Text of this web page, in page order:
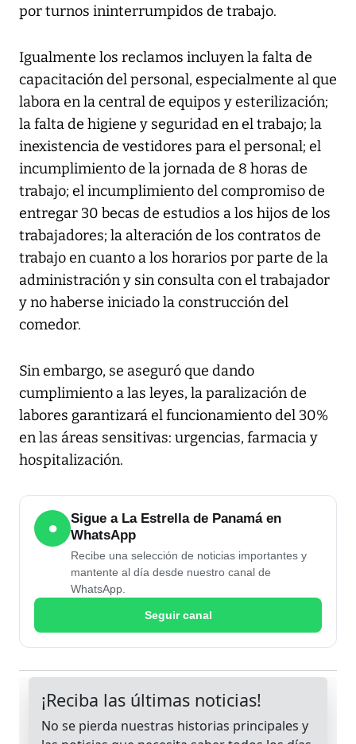
por turnos ininterrumpidos de trabajo.
Igualmente los reclamos incluyen la falta de
capacitación del personal, especialmente al que
labora en la central de equipos y esterilización;
la falta de higiene y seguridad en el trabajo; la
inexistencia de vestidores para el personal; el
incumplimiento de la jornada de 8 horas de
trabajo; el incumplimiento del compromiso de
entregar 30 becas de estudios a los hijos de los
trabajadores; la alteración de los contratos de
trabajo en cuanto a los horarios por parte de la
administración y sin consulta con el trabajador
y no haberse iniciado la construcción del
comedor.
Sin embargo, se aseguró que dando
cumplimiento a las leyes, la paralización de
labores garantizará el funcionamiento del 30%
en las áreas sensitivas: urgencias, farmacia y
hospitalización.
●
Sigue a La Estrella de Panamá en
WhatsApp
Recibe una selección de noticias importantes y
mantente al día desde nuestro canal de
WhatsApp.
Seguir canal